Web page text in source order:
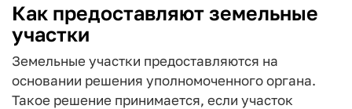
Как предоставляют земельные
участки
Земельные участки предоставляются на
основании решения уполномоченного органа.
Такое решение принимается, если участок